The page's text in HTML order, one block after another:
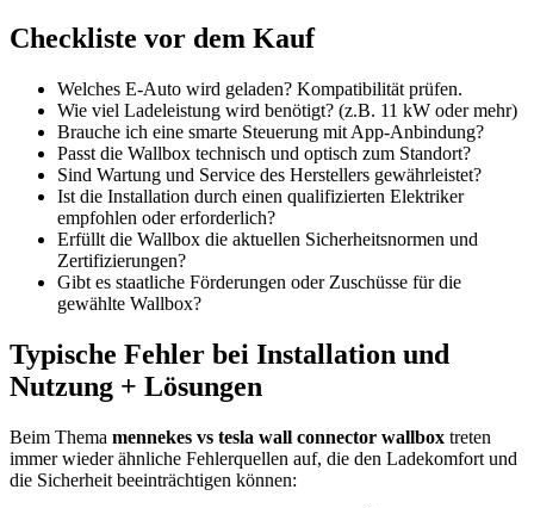
Checkliste vor dem Kauf
Welches E-Auto wird geladen? Kompatibilität prüfen.
Wie viel Ladeleistung wird benötigt? (z.B. 11 kW oder mehr)
Brauche ich eine smarte Steuerung mit App-Anbindung?
Passt die Wallbox technisch und optisch zum Standort?
Sind Wartung und Service des Herstellers gewährleistet?
Ist die Installation durch einen qualifizierten Elektriker
empfohlen oder erforderlich?
Erfüllt die Wallbox die aktuellen Sicherheitsnormen und
Zertifizierungen?
Gibt es staatliche Förderungen oder Zuschüsse für die
gewählte Wallbox?
Typische Fehler bei Installation und
Nutzung + Lösungen
Beim Thema mennekes vs tesla wall connector wallbox treten
immer wieder ähnliche Fehlerquellen auf, die den Ladekomfort und
die Sicherheit beeinträchtigen können: